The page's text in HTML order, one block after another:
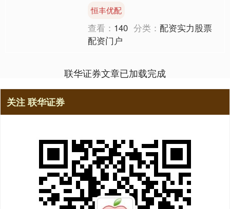
责任。根据裁决，该案总赔偿金高达
3.29亿美....
恒丰优配
查看： 140 分类：配资实力股票
配资门户
联华证券文章已加载完成
关注 联华证券